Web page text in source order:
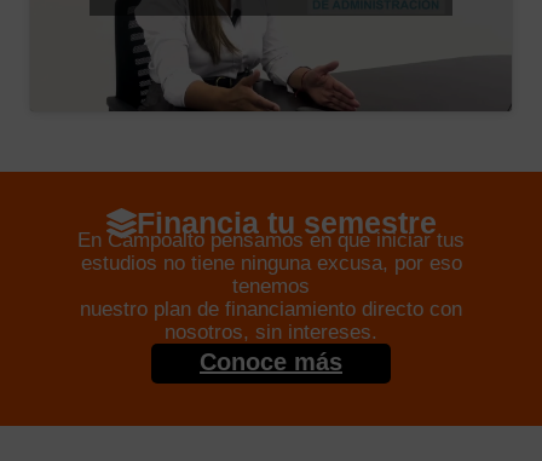
Financia tu semestre
En Campoalto pensamos en que iniciar tus
estudios no tiene ninguna excusa, por eso
tenemos
nuestro plan de financiamiento directo con
nosotros, sin intereses.
Conoce más